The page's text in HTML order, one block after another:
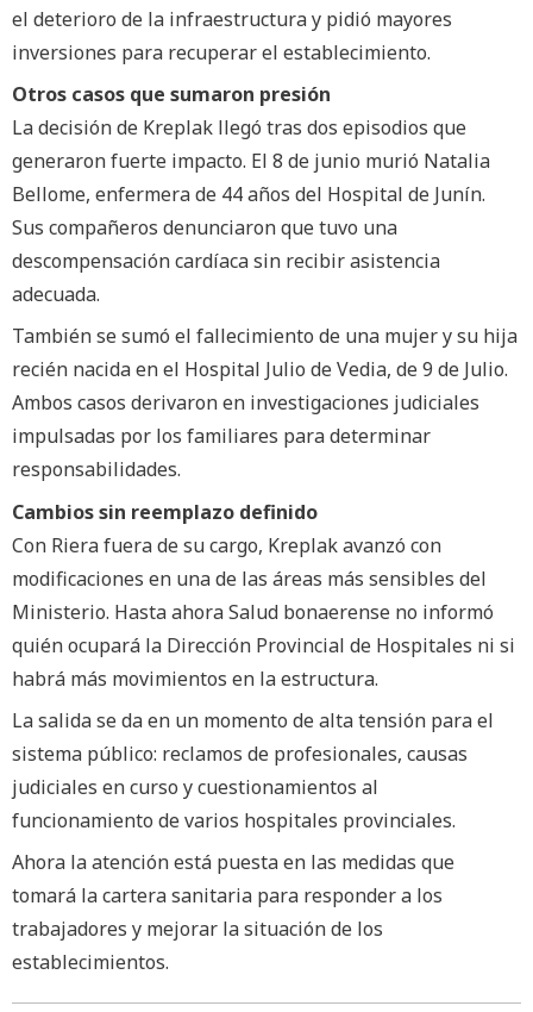
el deterioro de la infraestructura y pidió mayores
inversiones para recuperar el establecimiento.
Otros casos que sumaron presión
La decisión de Kreplak llegó tras dos episodios que
generaron fuerte impacto. El 8 de junio murió Natalia
Bellome, enfermera de 44 años del Hospital de Junín.
Sus compañeros denunciaron que tuvo una
descompensación cardíaca sin recibir asistencia
adecuada.
También se sumó el fallecimiento de una mujer y su hija
recién nacida en el Hospital Julio de Vedia, de 9 de Julio.
Ambos casos derivaron en investigaciones judiciales
impulsadas por los familiares para determinar
responsabilidades.
Cambios sin reemplazo definido
Con Riera fuera de su cargo, Kreplak avanzó con
modificaciones en una de las áreas más sensibles del
Ministerio. Hasta ahora Salud bonaerense no informó
quién ocupará la Dirección Provincial de Hospitales ni si
habrá más movimientos en la estructura.
La salida se da en un momento de alta tensión para el
sistema público: reclamos de profesionales, causas
judiciales en curso y cuestionamientos al
funcionamiento de varios hospitales provinciales.
Ahora la atención está puesta en las medidas que
tomará la cartera sanitaria para responder a los
trabajadores y mejorar la situación de los
establecimientos.